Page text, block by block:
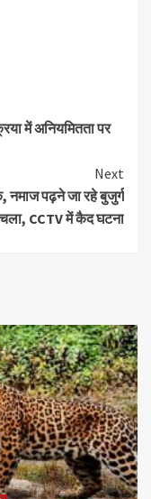
में अनियमितता पर
Next
पढ़ने जा रहे बुजुर्ग
CCTV में कैद घटना